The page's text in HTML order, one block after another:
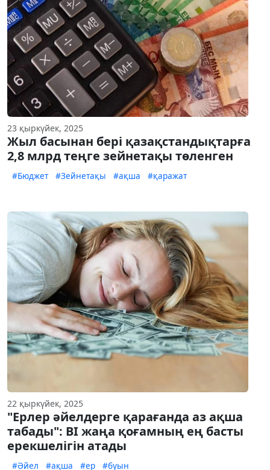
23 қыркүйек, 2025
Жыл басынан бері қазақстандықтарға
2,8 млрд теңге зейнетақы төленген
#Бюджет #Зейнетақы #ақша #қаражат
22 қыркүйек, 2025
"Ерлер әйелдерге қарағанда аз ақша
табады": BI жаңа қоғамның ең басты
ерекшелігін атады
#Әйел #ақша #ер #буын